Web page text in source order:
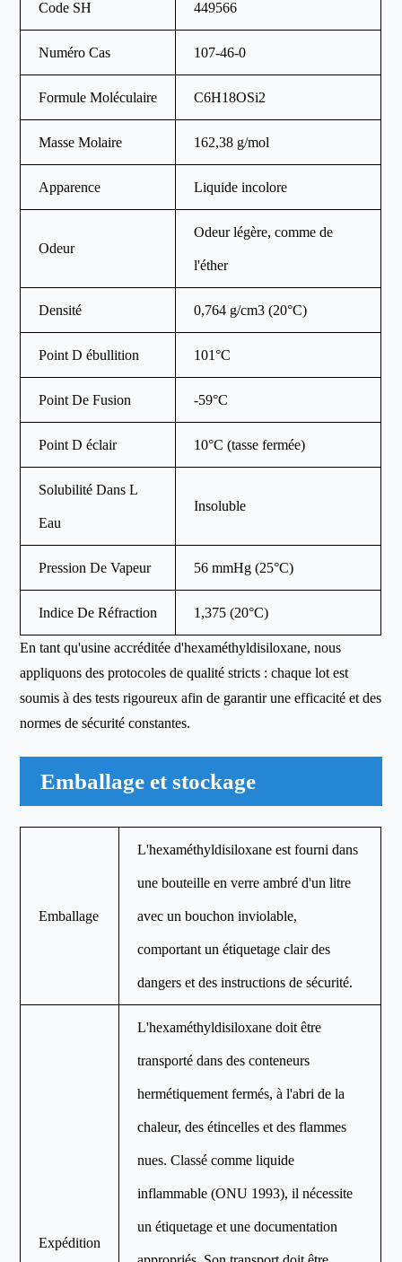
Code SH 449566
Numéro Cas 107-46-0
Formule Moléculaire C6H18OSi2
Masse Molaire 162,38 g/mol
Apparence Liquide incolore
Odeur
Odeur légère, comme de
l'éther
Densité 0,764 g/cm3 (20°C)
Point D ébullition 101°C
Point De Fusion -59°C
Point D éclair 10°C (tasse fermée)
Solubilité Dans L
Eau
Insoluble
Pression De Vapeur 56 mmHg (25°C)
Indice De Réfraction 1,375 (20°C)
En tant qu'usine accréditée d'hexaméthyldisiloxane, nous
appliquons des protocoles de qualité stricts : chaque lot est
soumis à des tests rigoureux afin de garantir une efficacité et des
normes de sécurité constantes.
Emballage et stockage
Emballage
L'hexaméthyldisiloxane est fourni dans
une bouteille en verre ambré d'un litre
avec un bouchon inviolable,
comportant un étiquetage clair des
dangers et des instructions de sécurité.
Expédition
L'hexaméthyldisiloxane doit être
transporté dans des conteneurs
hermétiquement fermés, à l'abri de la
chaleur, des étincelles et des flammes
nues. Classé comme liquide
inflammable (ONU 1993), il nécessite
un étiquetage et une documentation